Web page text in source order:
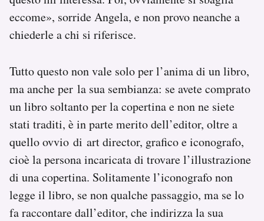
eccome», sorride Angela, e non provo neanche a
chiederle a chi si riferisce.
Tutto questo non vale solo per l’anima di un libro,
ma anche per la sua sembianza: se avete comprato
un libro soltanto per la copertina e non ne siete
stati traditi, è in parte merito dell’editor, oltre a
quello ovvio di art director, grafico e iconografo,
cioè la persona incaricata di trovare l’illustrazione
di una copertina. Solitamente l’iconografo non
legge il libro, se non qualche passaggio, ma se lo
fa raccontare dall’editor, che indirizza la sua